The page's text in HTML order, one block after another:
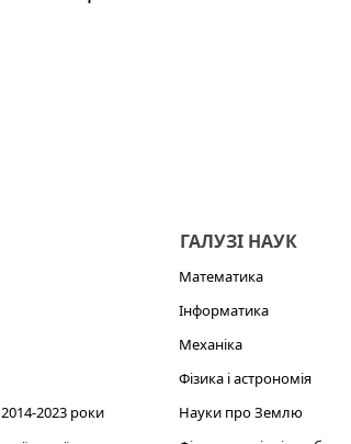
2023 роки
ГАЛУЗІ НАУК
Математика
Інформатика
Механіка
Фізика і астрономія
Науки про Землю